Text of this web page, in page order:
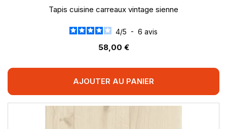
Tapis cuisine carreaux vintage sienne
4/5 - 6 avis
58,00 €
AJOUTER AU PANIER